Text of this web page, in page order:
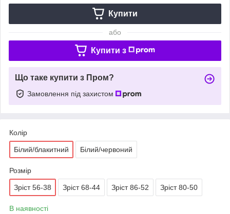
Купити
або
Купити з
Що таке купити з Пром?
Замовлення під захистом
Колір
Білий/блакитний Білий/червоний
Розмір
Зріст 56-38 Зріст 68-44 Зріст 86-52 Зріст 80-50
В наявності